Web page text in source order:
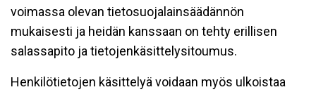
voimassa olevan tietosuojalainsäädännön
mukaisesti ja heidän kanssaan on tehty erillisen
salassapito ja tietojenkäsittelysitoumus.
Henkilötietojen käsittelyä voidaan myös ulkoistaa